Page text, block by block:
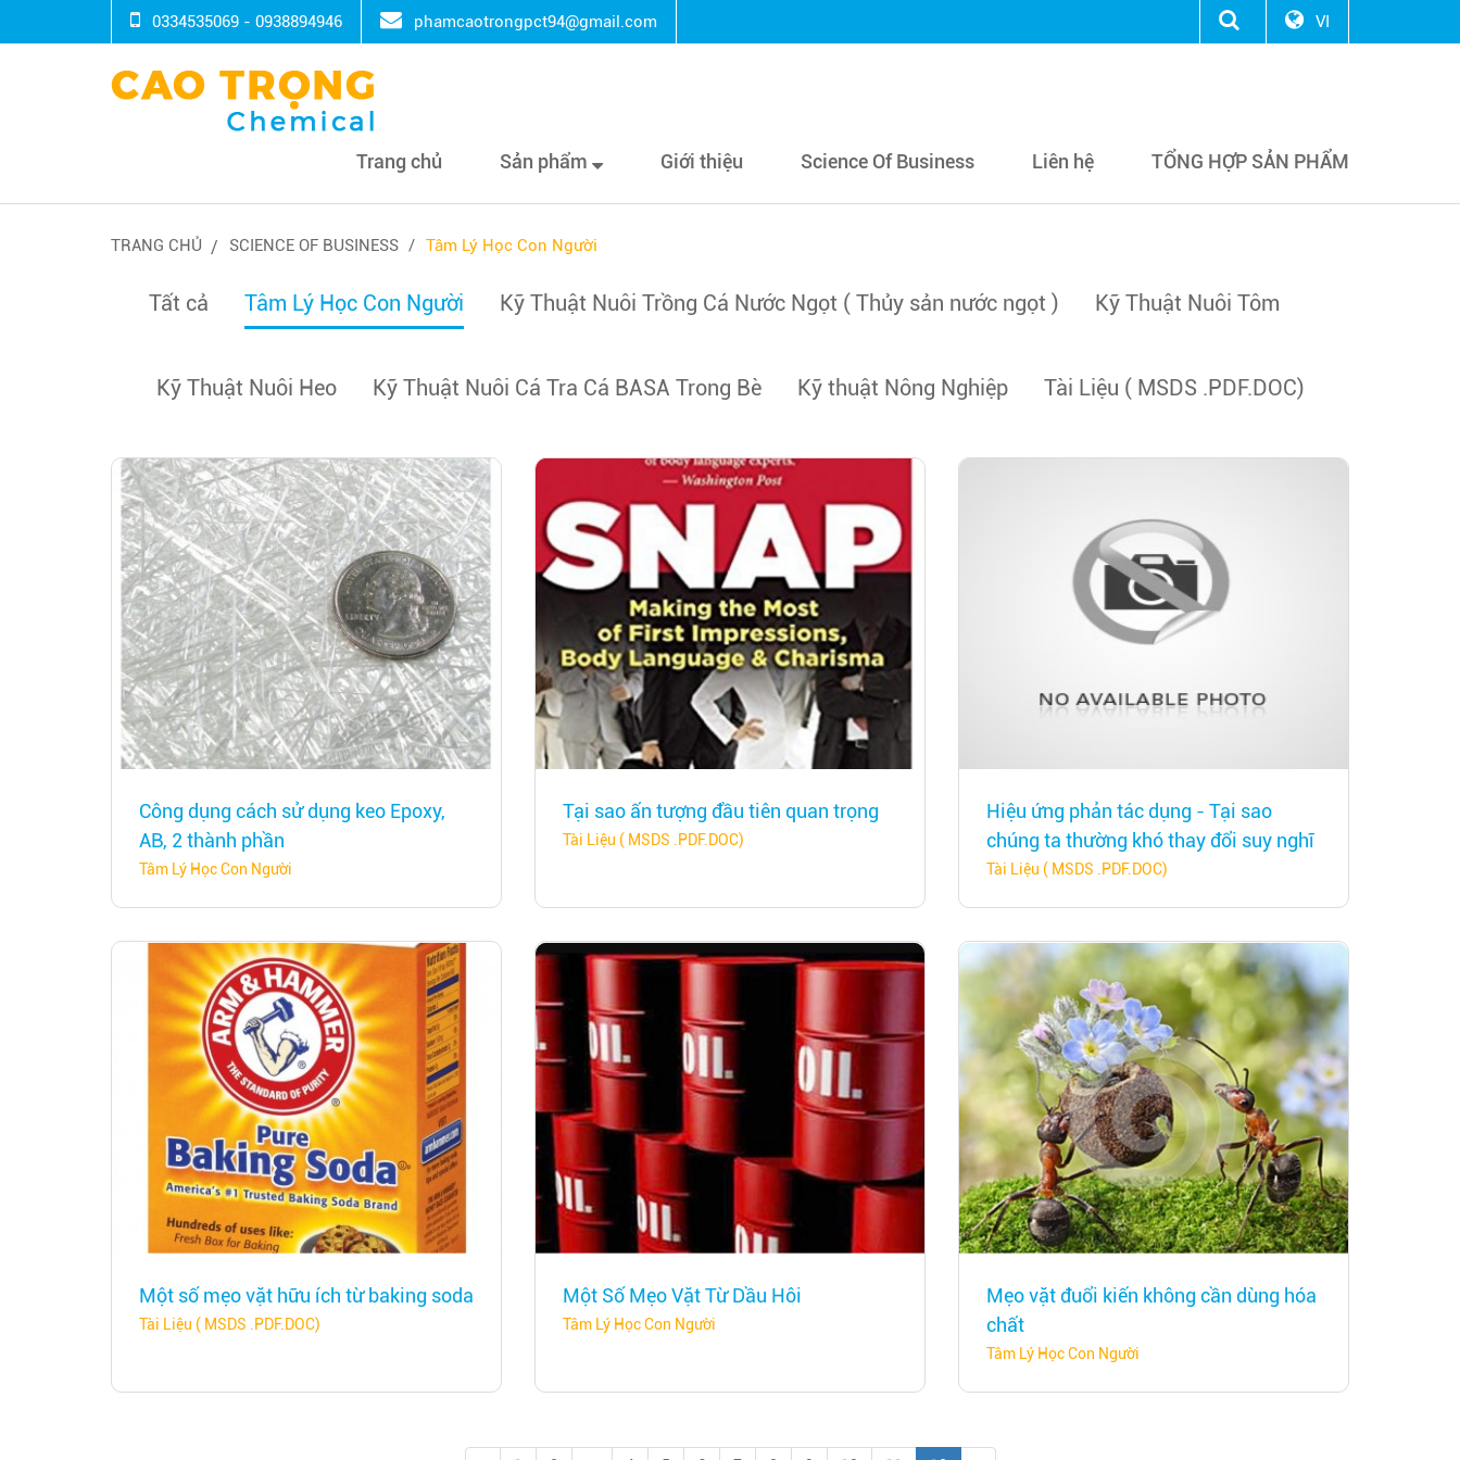
0334535069 - 0938894946 phamcaotrongpct94@gmail.com VI
Trang chủ Sản phẩm Giới thiệu Science Of Business Liên hệ TỔNG HỢP SẢN PHẨM
TRANG CHỦ SCIENCE OF BUSINESS Tâm Lý Học Con Người
Tất cả Tâm Lý Học Con Người Kỹ Thuật Nuôi Trồng Cá Nước Ngọt ( Thủy sản nước ngọt ) Kỹ Thuật Nuôi Tôm
Kỹ Thuật Nuôi Heo Kỹ Thuật Nuôi Cá Tra Cá BASA Trong Bè Kỹ thuật Nông Nghiệp Tài Liệu ( MSDS .PDF.DOC)
Công dụng cách sử dụng keo Epoxy,
AB, 2 thành phần
Tâm Lý Học Con Người
Tại sao ấn tượng đầu tiên quan trọng
Tài Liệu ( MSDS .PDF.DOC)
Hiệu ứng phản tác dụng - Tại sao
chúng ta thường khó thay đổi suy nghĩ
Tài Liệu ( MSDS .PDF.DOC)
Một số mẹo vặt hữu ích từ baking soda
Tài Liệu ( MSDS .PDF.DOC)
Một Số Mẹo Vặt Từ Dầu Hôi
Tâm Lý Học Con Người
Mẹo vặt đuổi kiến không cần dùng hóa
chất
Tâm Lý Học Con Người